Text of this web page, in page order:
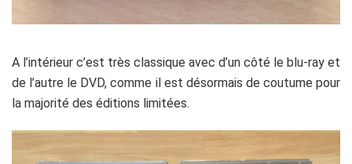
A l’intérieur c’est très classique avec d’un côté le blu-ray et
de l’autre le DVD, comme il est désormais de coutume pour
la majorité des éditions limitées.